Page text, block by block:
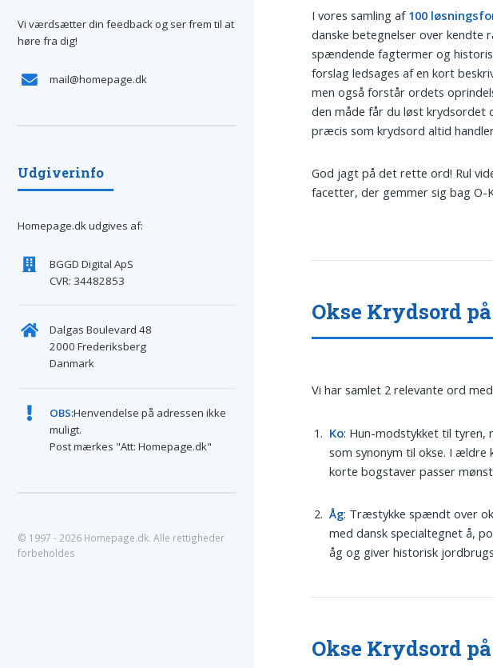
I vores samling af 100
danske betegnelser over kendte
spændende fagtermer og
forslag ledsages af en kort
men også forstår ordets
den måde får du løst
præcis som krydsord altid
God jagt på det rette ord! Rul
facetter, der gemmer sig bag O-
Okse Krydsord
Vi har samlet 2 relevante ord
Ko: Hun-modstykket til tyren,
som synonym til okse. I ældre
korte bogstaver passer
Åg: Træstykke spændt over
med dansk specialtegnet å,
åg og giver historisk
Okse Krydsord
Vi værdsætter din feedback og ser frem til at
høre fra dig!
mail@homepage.dk
Udgiverinfo
Homepage.dk udgives af:
BGGD Digital ApS
CVR: 34482853
Dalgas Boulevard 48
2000 Frederiksberg
Danmark
OBS:Henvendelse på adressen ikke
muligt.
Post mærkes "Att: Homepage.dk"
© 1997 - 2026 Homepage.dk. Alle rettigheder
forbeholdes